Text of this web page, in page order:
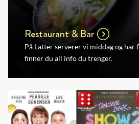
Restaurant & Bar
På Latter serverer vi middag og har
finner du all info du trenger.